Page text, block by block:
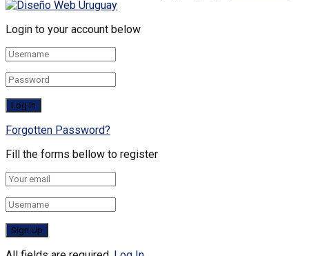
Login to your account below
Forgotten Password?
Fill the forms bellow to register